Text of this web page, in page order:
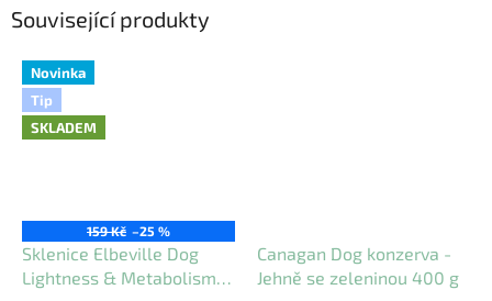
Související produkty
Novinka
Tip
SKLADEM
159 Kč –25 %
Sklenice Elbeville Dog
Lightness & Metabolism
Canagan Dog konzerva -
Jehně se zeleninou 400 g